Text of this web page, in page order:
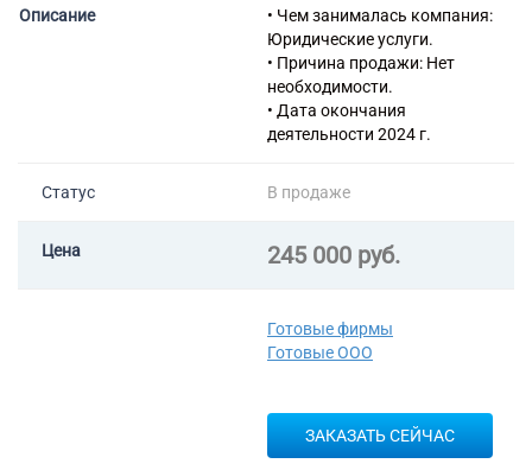
строительной площадки
43.2 Производство
электромонтажных,
санитарно-технических и
прочих строительно-
монтажных работ
46.1 Торговля оптовая за
договорной основе
46.2 Торговля оптовая
сырьем и живыми животными
46.3 Торговля оптовая
пищевыми продуктами,
изделиями
46.4 Торговля оптовая
непродовольственными
Описание
• Чем занималась компания:
Юридические услуги.
• Причина продажи: Нет
необходимости.
• Дата окончания
деятельности 2024 г.
Статус В продаже
Цена 245 000 руб.
Готовые фирмы
Готовые ООО
ЗАКАЗАТЬ СЕЙЧАС